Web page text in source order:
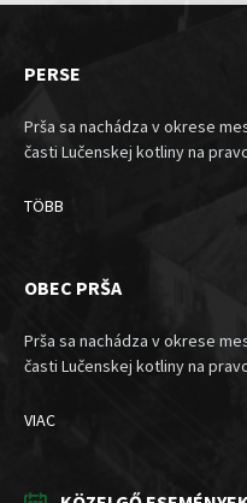
PERSE
Prša sa nachádza v okrese
časti Lučenskej kotliny na
TÖBB
OBEC PRŠA
Prša sa nachádza v okrese
časti Lučenskej kotliny na
VIAC